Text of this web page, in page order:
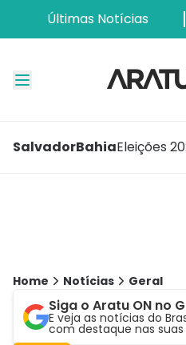
Últimas Notícias
SalvadorBahiaEleições
Home Notícias Geral
Siga o Aratu ON no
E veja as notícias do
com destaque nas suas